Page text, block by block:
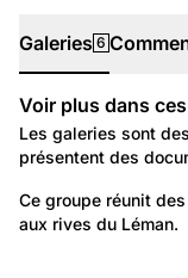
Galeries 6
Galeries
Voir plus dans ces
Les galeries sont
présentent des
Environnement:
Les rives du
Ce groupe réunit
aux rives du Léman.